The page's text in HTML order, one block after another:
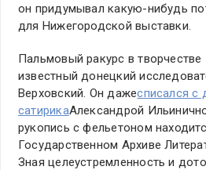
он придумывал какую-нибудь
для Нижегородской выставки.
Пальмовый ракурс в
известный донецкий
Верховский. Он дажесписался с
сатирикаАлександрой
рукопись с фельетоном
Государственном Архиве
Зная целеустремленность и